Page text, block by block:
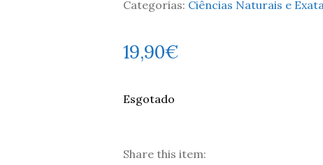
Categorias: Ciências Naturais e
19,90€
Esgotado
Share this item: